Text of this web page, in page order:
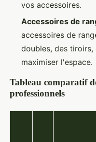
vos accessoires.
Accessoires de
accessoires de
doubles, des
maximiser l'espace.
Tableau comparatif
professionnels